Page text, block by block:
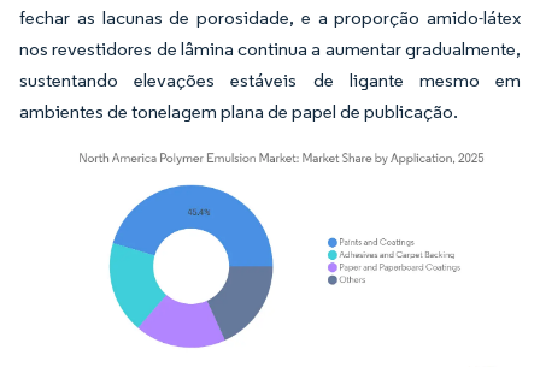
fechar as lacunas de porosidade, e a proporção amido-látex
nos revestidores de lâmina continua a aumentar gradualmente,
sustentando elevações estáveis de ligante mesmo em
ambientes de tonelagem plana de papel de publicação.